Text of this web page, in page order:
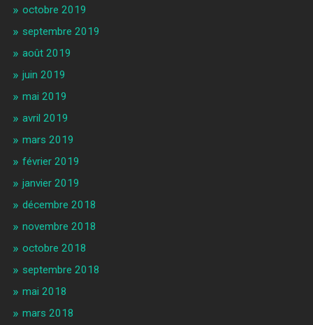
octobre 2019
septembre 2019
août 2019
juin 2019
mai 2019
avril 2019
mars 2019
février 2019
janvier 2019
décembre 2018
novembre 2018
octobre 2018
septembre 2018
mai 2018
mars 2018